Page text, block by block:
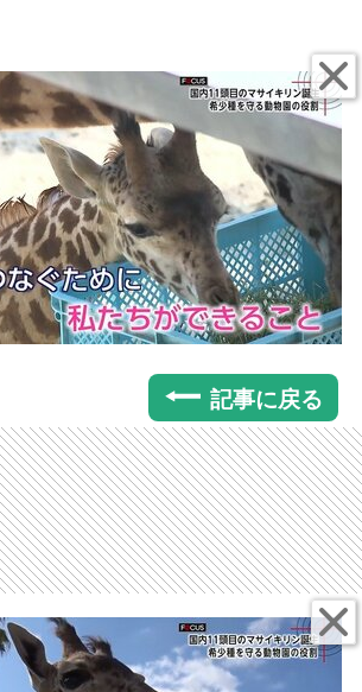
記事に戻る